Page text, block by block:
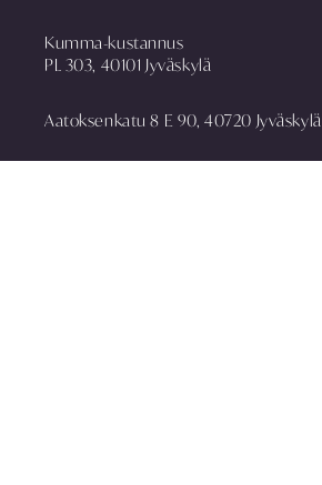
Kumma-kustannus
PL 303, 40101 Jyväskylä
Aatoksenkatu 8 E 90, 40720 Jyväskylä